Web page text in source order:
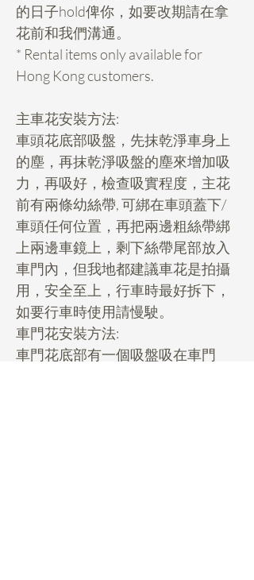
的日子hold俾你，如要改期請在拿
花前和我們溝通。
* Rental items only available for
Hong Kong customers.
主車花安裝方法:
車頭花底部吸盤，先抹乾淨車身上
的塵，再抹乾淨吸盤的塵來增加吸
力，再吸好，檢查吸實程度，主花
前有兩條幼絲帶, 可綁在車頭蓋下/
車頭任何位置，再把兩邊粗絲帶綁
上兩邊車鏡上，剩下絲帶尾部放入
車門內，但我地都建議車花是拍攝
用，安全至上，行車時最好拆下，
如要行車時使用請慢駛。
車門花安裝方法:
車門花底部有一個吸盤吸在車門